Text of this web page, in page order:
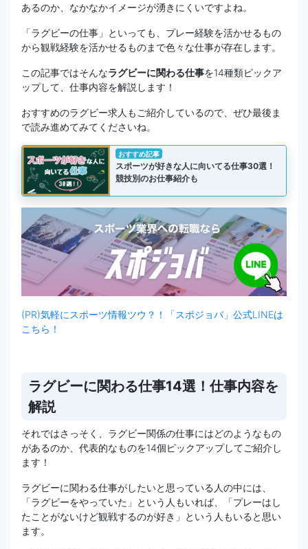
あるのか、なかなかイメージが湧きにくいですよね。
「ラグビーの仕事」といっても、プレー経験を活かせるもの
から観戦経験を活かせるものまで色々な仕事が存在します。
この記事ではそんなラグビーに関わる仕事を14種類ピックア
ップして、仕事内容を解説します！
おすすめのラグビー求人もご紹介しているので、ぜひ最後ま
で読み進めてみてくださいね。
おすすめ記事
スポーツが好きな人に向いてる仕事30選！
競技別のお仕事紹介も
(PR)気軽にスポーツ情報ツウ？！「スポジョバ」公式LINEは
こちら！
ラグビーに関わる仕事14選！仕事内容を
解説
それではさっそく、ラグビー関係の仕事にはどのようなもの
があるのか、代表的なものを14個ピックアップしてご紹介し
ます！
ラグビーに関わる仕事がしたいと思っている人の中には、
「ラグビーをやっていた」という人もいれば、「プレーはし
たことがないけど観戦するのが好き」という人もいると思い
ます。